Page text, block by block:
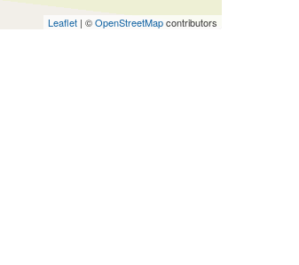
Leaflet | ©OpenStreetMapcontributors